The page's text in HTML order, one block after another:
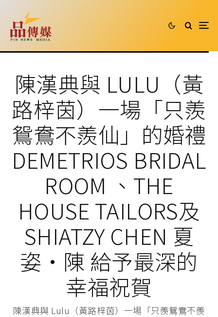
陳漢典與 LULU（黃
路梓茵）一場「只羨
鴛鴦不羨仙」的婚禮
DEMETRIOS BRIDAL
ROOM 、THE
HOUSE TAILORS及
SHIATZY CHEN 夏
姿・陳 給予最深的
幸福祝賀
陳漢典與 Lulu（黃路梓茵）一場「只羨鴛鴦不羨